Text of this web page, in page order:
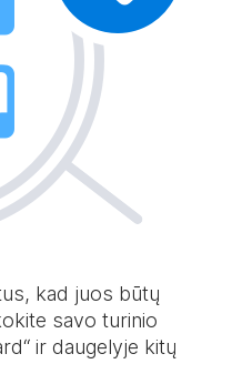
kad juos būtų
savo turinio
ir daugelyje kitų